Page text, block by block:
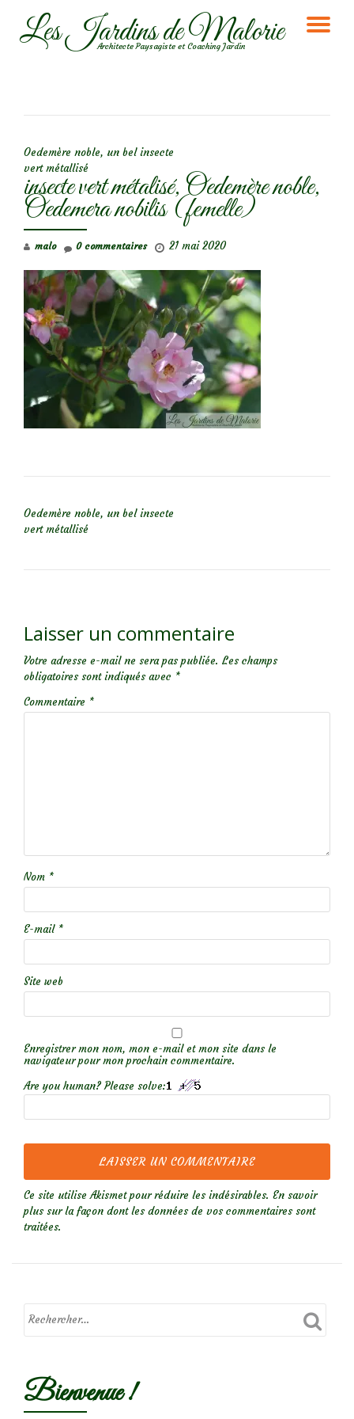
AllerLes Jardins de Malorie
Architecte Paysagiste et Coaching Jardin
Oedemère noble, un bel insecte
vert métallisé
insecte vert métalisé, Oedemère noble,
Oedemera nobilis (femelle)
malo 21 mai 2020
0 commentaires
Oedemère noble, un bel insecte
vert métallisé
Laisser un commentaire
Votre adresse e-mail ne sera pas publiée. Les champs
obligatoires sont indiqués avec *
Commentaire *
Nom *
E-mail *
Site web
Enregistrer mon nom, mon e-mail et mon site dans le
navigateur pour mon prochain commentaire.
Are you human? Please solve:
Ce site utilise Akismet pour réduire les indésirables. En savoir
plus sur la façon dont les données de vos commentaires sont
traitées.
Bienvenue !